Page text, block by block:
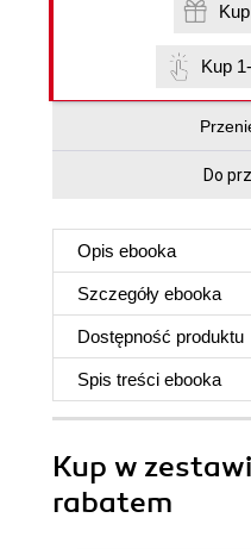
Kup
Do
Opis ebooka
Szczegóły ebooka
Dostępność produktu
Spis treści ebooka
Kup w
rabatem